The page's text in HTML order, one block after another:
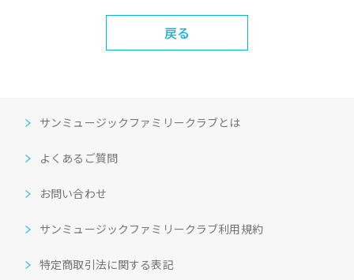
戻る
サンミュージックファミリークラブとは
よくあるご質問
お問い合わせ
サンミュージックファミリークラブ利用規約
特定商取引法に関する表記